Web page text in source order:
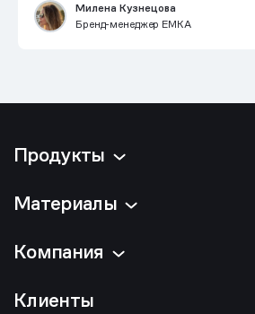
Милена Кузнецова
Бренд-менеджер EMKA
Продукты
Материалы
Компания
Клиенты